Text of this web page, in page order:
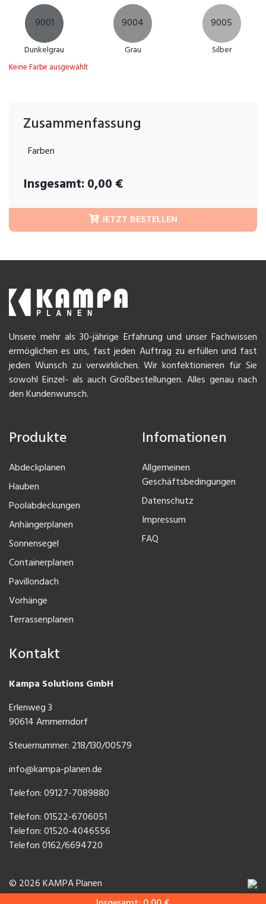
9001
Dunkelgrau
9004
Grau
9005
Silber
Keine Farbe ausgewählt
Zusammenfassung
Farben
Insgesamt: 0,00 €
JETZT BESTELLEN
Unsere mehr als 30-jährige Erfahrung und unser Fachwissen
ermöglichen es uns, fast jeden Auftrag zu erfüllen und fast
jeden Wunsch zu verwirklichen. Wir konfektionieren für Sie
sowohl Einzel- als auch Großbestellungen. Alles genau nach
den Kundenwunsch.
Produkte
Abdeckplanen
Hauben
Poolabdeckungen
Anhängerplanen
Sonnensegel
Containerplanen
Pavillondach
Vorhänge
Terrassenplanen
Infomationen
Allgemeinen
Geschäftsbedingungen
Datenschutz
Impressum
FAQ
Kontakt
Kampa Solutions GmbH
Erlenweg 3
90614 Ammerndorf
Steuernummer: 218/130/00579
info@kampa-planen.de
Telefon: 09127-7089880
Telefon:01522-6706051
Telefon:01520-4046556
Telefon0162/6694720
© 2026 KAMPA Planen